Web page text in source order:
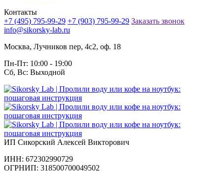
Контакты
+7 (495) 795-99-29 +7 (903) 795-99-29 Заказать звонок
info@sikorsky-lab.ru
Москва, Лучников пер, 4с2, оф. 18
Пн-Пт: 10:00 - 19:00
Сб, Вс: Выходной
ИП Сикорский Алексей Викторович
ИНН: 672302990729
ОГРНИП: 318500700049502